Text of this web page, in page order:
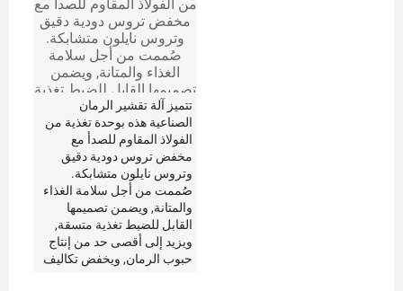
تتميز آلة تقشير الرمان
الصناعية هذه بوحدة تغذية من
الفولاذ المقاوم للصدأ مع
مخفض تروس دودية دقيق
وتروس نايلون متشابكة.
صُممت من أجل سلامة الغذاء
والمتانة, ويضمن تصميمها
القابل للضبط تغذية متسقة,
ويزيد إلى أقصى حد من إنتاج
حبوب الرمان, ويخفض تكاليف